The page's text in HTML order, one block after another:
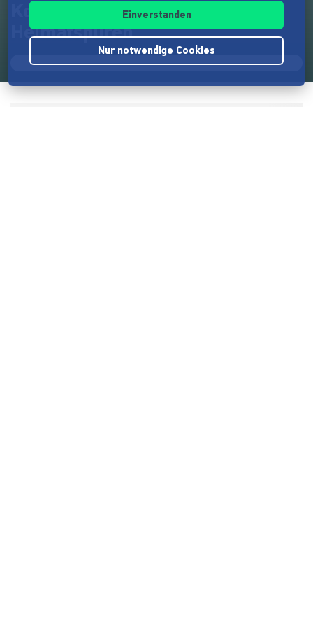
Kompanie WINDSPIEL auf
Heimatspuren
Einverstanden
Nur notwendige Cookies